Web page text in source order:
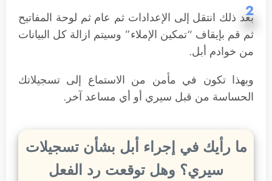
2
بعد ذلك انتقل إلى الإعدادات ثم عام ثم لوحة المفاتيح
ثم قم بإيقاف “تمكين الإملاء” وسيتم ازالة كل البيانات
من خوادم أبل.
وبهذا تكون في مأمن من الاستماع إلى تسجيلاتك
الحساسة من قبل سيري أو أي مساعد آخر.
ما رأيك في إجراء أبل بشأن تسجيلات
سيري؟ وهل توقعت رد الفعل